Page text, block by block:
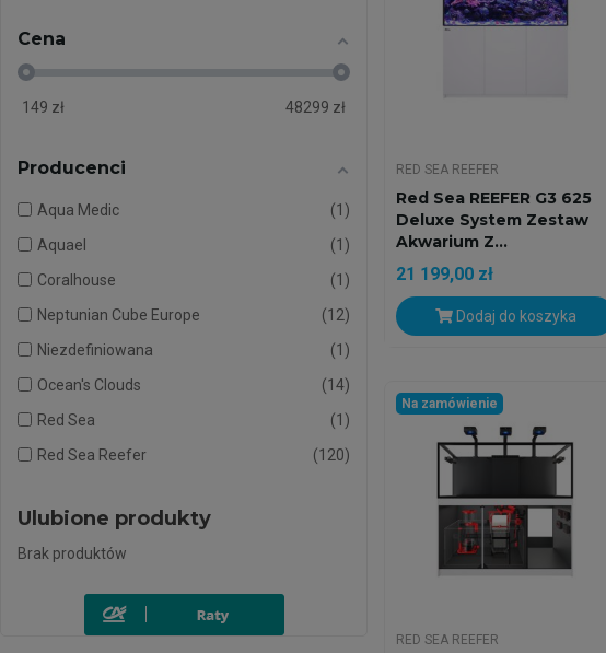
Cena
149 zł 48299 zł
Producenci
Aqua Medic
1
Aquael
1
Coralhouse
1
Neptunian Cube Europe
12
Niezdefiniowana
1
Ocean's Clouds
14
Red Sea
1
Red Sea Reefer
120
Ulubione produkty
Brak produktów
RED SEA REEFER
Red Sea REEFER G3 625
Deluxe System Zestaw
Akwarium Z...
21 199,00 zł
Dodaj do koszyka
Na zamówienie
RED SEA REEFER